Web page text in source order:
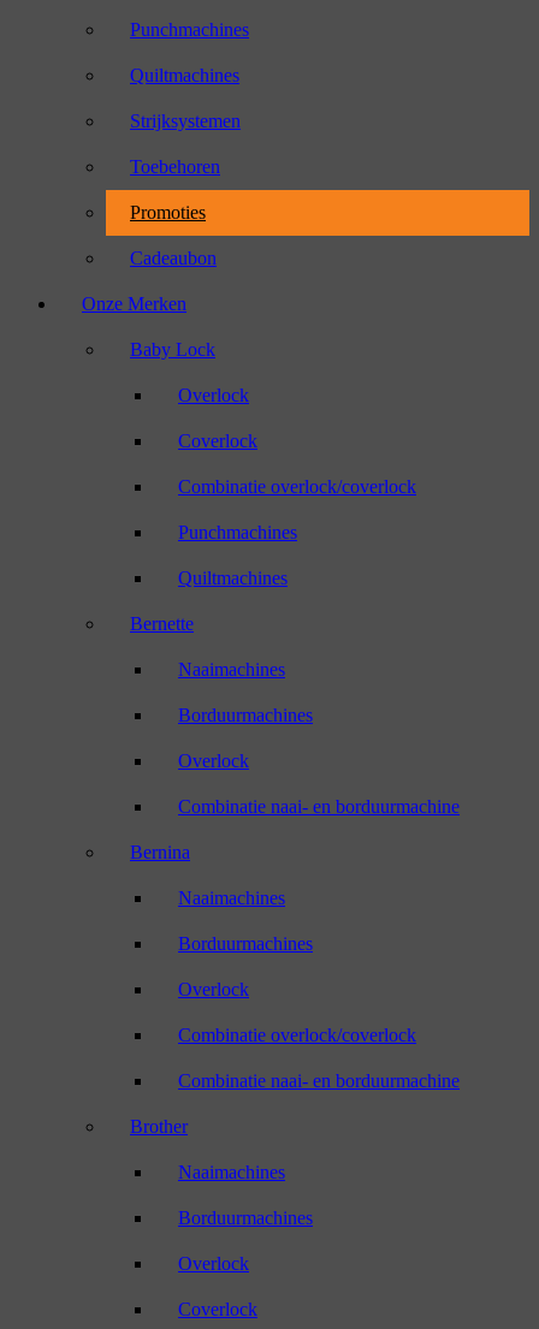
Punchmachines
Quiltmachines
Strijksystemen
Toebehoren
Promoties
Cadeaubon
Onze Merken
Baby Lock
Overlock
Coverlock
Combinatie overlock/coverlock
Punchmachines
Quiltmachines
Bernette
Naaimachines
Borduurmachines
Overlock
Combinatie naai- en borduurmachine
Bernina
Naaimachines
Borduurmachines
Overlock
Combinatie overlock/coverlock
Combinatie naai- en borduurmachine
Brother
Naaimachines
Borduurmachines
Overlock
Coverlock